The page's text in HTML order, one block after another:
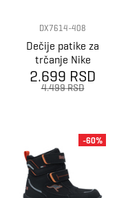
DX7614-408
Dečije patike za
trčanje Nike
Star runner 4
nn ps
2.699 RSD
4.499 RSD
-60%